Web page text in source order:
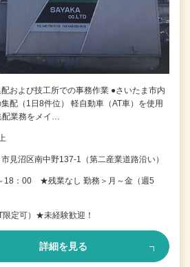
および技工所での事務作業 ●さいたま市内
配（1日8件位） 軽自動車（AT車）を使用
業務をメイ…
見沼区南中野137-1（第二産業道路沿い）
18：00 ★残業なし 勤務＞月～金（週5
限定可）★未経験歓迎！
詳細を見る